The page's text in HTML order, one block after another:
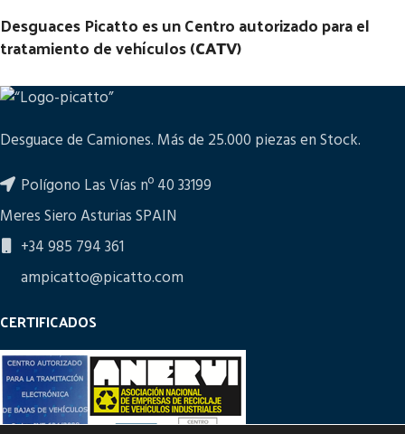
Desguaces Picatto es un Centro autorizado para el
tratamiento de vehículos (CATV)
Desguace de Camiones. Más de 25.000 piezas en Stock.
Polígono Las Vías nº 40 33199
Meres Siero Asturias SPAIN
+34 985 794 361
ampicatto@picatto.com
CERTIFICADOS